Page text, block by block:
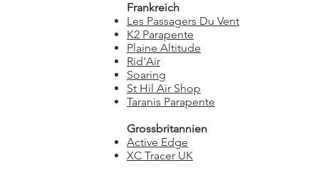
Frankreich
Les Passagers Du Vent
K2 Parapente
Plaine Altitude
Rid'Air
Soaring
St Hil Air Shop
Taranis Parapente
Grossbritannien
Active Edge
XC Tracer UK